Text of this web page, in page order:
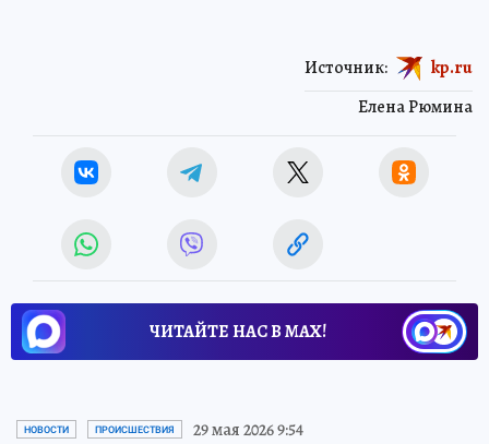
Елена Рюмина
Источник: kp.ru
ЧИТАЙТЕ НАС В МАХ!
НОВОСТИ ПРОИСШЕСТВИЯ 29 мая 2026 9:54